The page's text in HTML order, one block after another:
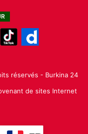
réservés - Burkina 24
de sites Internet